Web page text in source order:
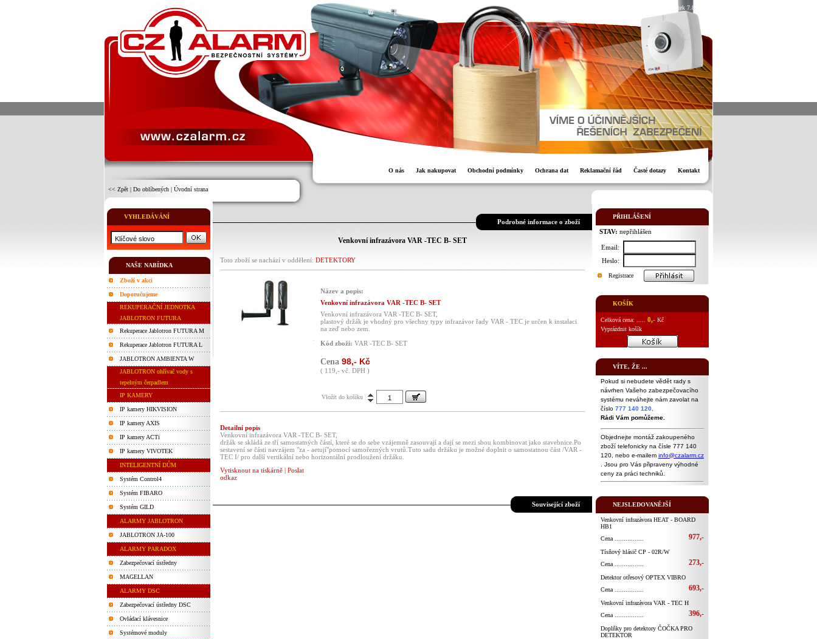
Dnes je pátek 7.8.2026
O nás Jak nakupovat Obchodní podmínky Ochrana dat Reklamační řád Časté dotazy Kontakt
<< Zpět | Do oblíbených | Úvodní strana
VYHLEDÁVÁNÍ
NAŠE NABÍDKA
Zboží v akci
Doporučujeme
REKUPERAČNÍ JEDNOTKA
JABLOTRON FUTURA
Rekuperace Jablotron FUTURA M
Rekuperace Jablotron FUTURA L
JABLOTRON AMBIENTA W
JABLOTRON ohřívač vody s
tepelným čerpadlem
IP KAMERY
IP kamery HIKVISION
IP kamery AXIS
IP kamery ACTi
IP kamery VIVOTEK
INTELIGENTNÍ DŮM
Systém Control4
Systém FIBARO
Systém GILD
ALARMY JABLOTRON
JABLOTRON JA-100
ALARMY PARADOX
Zabezpečovací ústředny
MAGELLAN
ALARMY DSC
Zabezpečovací ústředny DSC
Ovládací klávesnice
Systémové moduly
Podrobné informace o zboží
Venkovní infrazávora VAR -TEC B- SET
Toto zboží se nachází v oddělení: DETEKTORY
Název a popis:
Venkovní infrazávora VAR -TEC B- SET
Venkovní infrazávora VAR -TEC B- SET,
plastový držák je vhodný pro všechny typy infrazávor řady VAR - TEC je určen k instalaci
na zeď nebo zem.
Kód zboží: VAR -TEC B- SET
Cena 98,- Kč
( 119,- vč. DPH )
Vložit do košíku
Detailní popis
Venkovní infrazávora VAR -TEC B- SET,
držák se skládá ze tří samostatných částí, které se do sebe vzájemně zasouvají a dají se mezi sbou kombinovat jako stavebnice.Po
sestavení se části navzájem "za - aetují"pomocí samořezných vrutů.Tuto sadu držáku je možné doplnit o samostatnou část /VAR -
TEC I/ pro další vertikální nebo horizontální prodloužení držáku.
Vytisknout na tiskárně | Poslat
odkaz
Související zboží
PŘIHLÁŠENÍ
STAV: nepřihlášen
Email:
Heslo:
Registrace
KOŠÍK
Celková cena: ..... 0,- Kč
Vyprázdnit košík
VÍTE, ŽE ...
Pokud si nebudete vědět rady s
návrhen Vašeho zabezpečovacího
systému neváhejte nám zavolat na
číslo 777 140 120
Rádi Vám pomůžeme.
Objednejte montáž zakoupeného
zboží telefonicky na čísle 777 140
120, nebo e-mailem info@czalarm.cz
. Jsou pro Vás připraveny výhodné
ceny za práci techniků.
NEJSLEDOVANĚJŠÍ
Venkovní infrazávora HEAT - BOARD
HB1
Cena ................
977,-
Tísňový hlásič CP - 02R/W
Cena ................
273,-
Detektor otřesový OPTEX VIBRO
Cena ................
693,-
Venkovní infrazávora VAR - TEC H
Cena ................
396,-
Doplňky pro detektory ČOČKA PRO
DETEKTOR